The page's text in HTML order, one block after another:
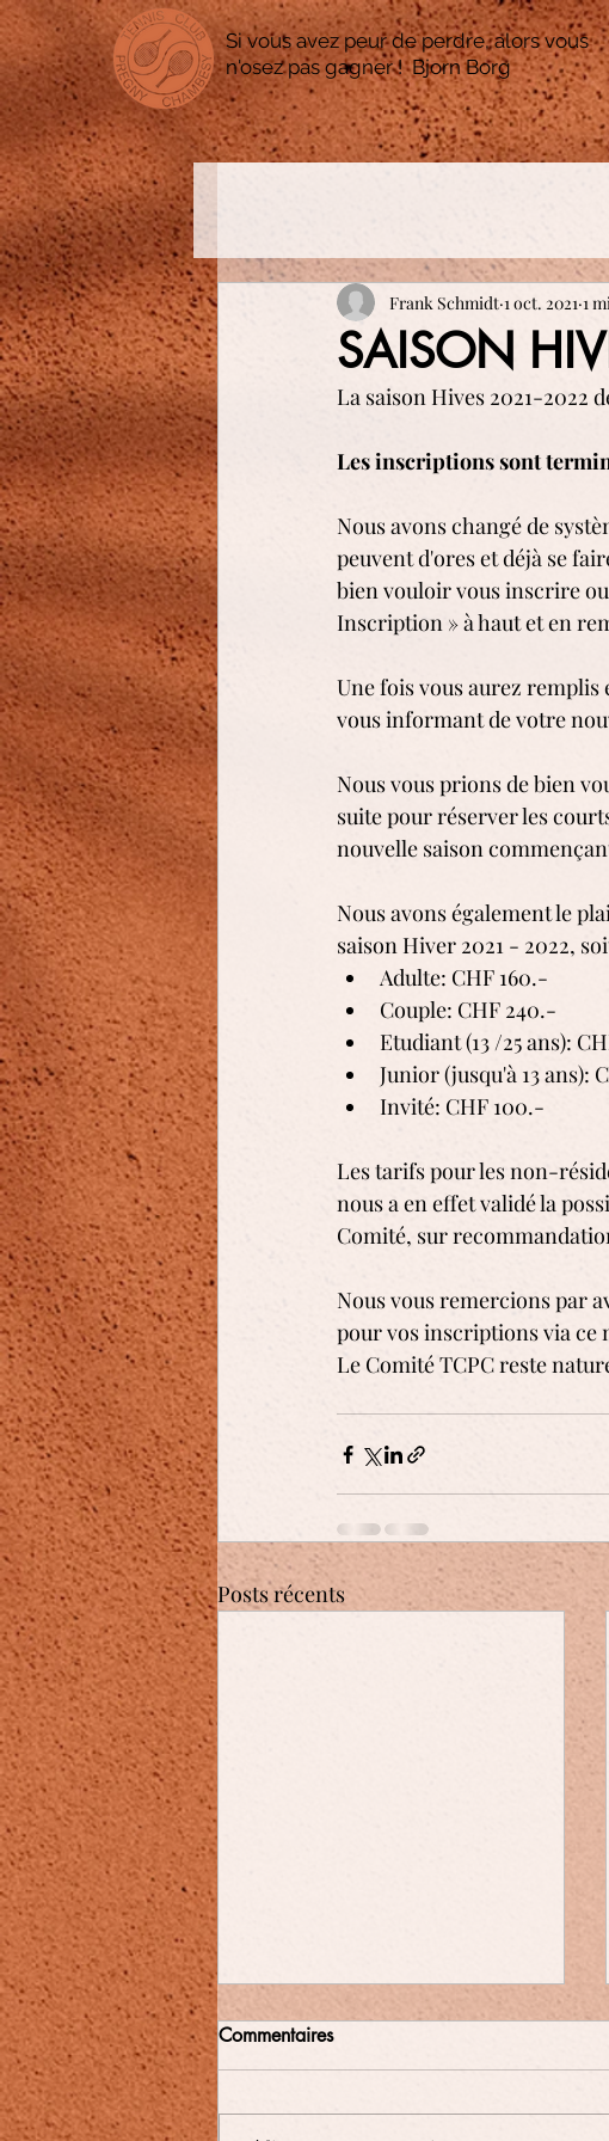
Si vous avez peur de perdre, alors vous
n'osez pas gagner ! Bjorn Borg
SAISON
Frank Schmidt 1 oct. 2021 1
La saison Hives 2021-2022
Les inscriptions sont
Nous avons changé de
peuvent d'ores et déjà se
bien vouloir vous inscrire
Inscription » à haut et en
Une fois vous aurez
vous informant de votre
Nous vous prions de bien
suite pour réserver les
nouvelle saison
Nous avons également le
saison Hiver 2021 - 2022,
Adulte: CHF 160.-
Couple: CHF 240.-
Etudiant (13 /25 ans):
Junior (jusqu'à 13 ans):
Invité: CHF 100.-
Les tarifs pour les non-
nous a en effet validé la
Comité, sur
Nous vous remercions par
pour vos inscriptions via ce
Le Comité TCPC reste
Posts récents
Commentaires